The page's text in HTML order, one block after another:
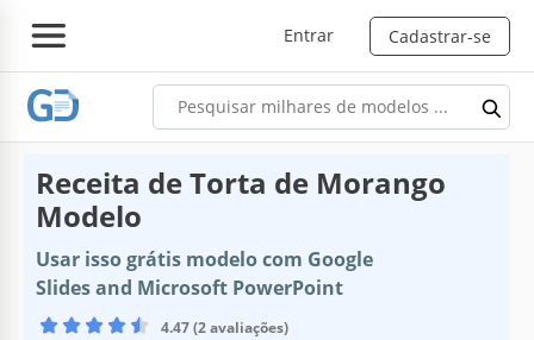
Entrar Cadastrar-se
Receita de Torta de Morango
Modelo
Usar isso grátis modelo com Google
Slides and Microsoft PowerPoint
4.47 (2 avaliações)